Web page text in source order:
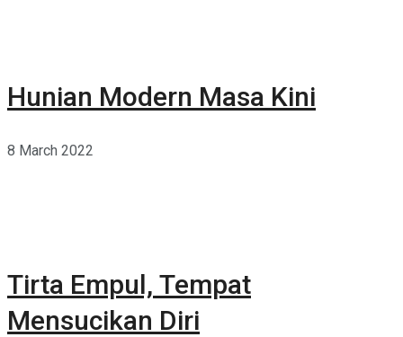
Hunian Modern Masa Kini
8 March 2022
Tirta Empul, Tempat
Mensucikan Diri